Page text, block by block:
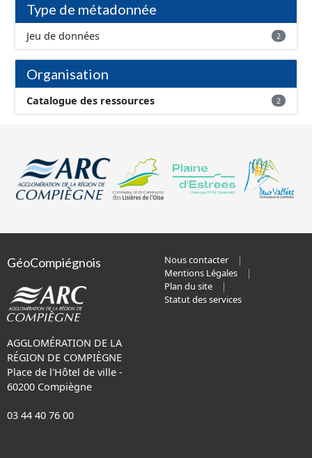
Type de métadonnée
Jeu de données 2
Organisation
Catalogue des ressources 2
GéoCompiégnois
AGGLOMÉRATION DE LA
RÉGION DE COMPIÈGNE
Place de l'Hôtel de ville -
60200 Compiègne
03 44 40 76 00
Nous contacter
Mentions Légales
Plan du site
Statut des services